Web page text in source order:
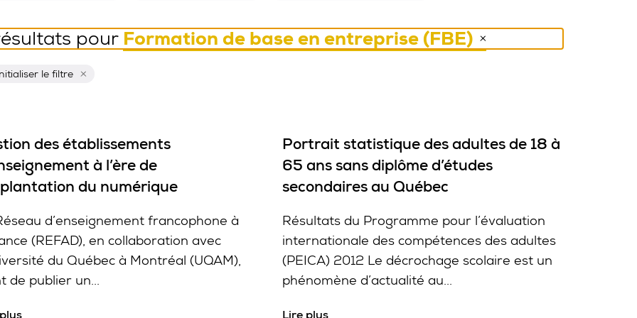
pour Formation de base en entreprise (FBE)
Réinitialiser ce filtre
le filtre
des établissements
à l’ère de
du numérique
d’enseignement francophone à
(REFAD), en collaboration avec
du Québec à Montréal (UQAM),
de publier un...
Portrait statistique des adultes de 18 à
65 ans sans diplôme d’études
secondaires au Québec
Résultats du Programme pour l’évaluation
internationale des compétences des adultes
(PEICA) 2012 Le décrochage scolaire est un
phénomène d’actualité au...
Lire plus